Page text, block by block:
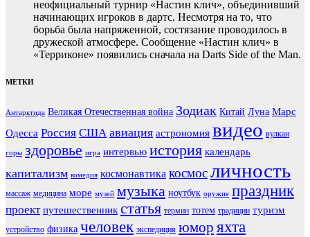
неофициальный турнир «Настин клич», объединивший
начинающих игроков в дартс. Несмотря на то, что
борьба была напряженной, состязание проводилось в
дружеской атмосфере. Сообщение «Настин клич» в
«Терриконе» появились сначала на Darts Side of the Man.
МЕТКИ
Антарктида Великая Отечественная война Зодиак Китай Луна Марс
Одесса Россия США авиация астрономия видео вулкан
горы здоровье игра интервью история календарь
капитализм комедия космонавтика космосличность
массаж медицина море музей музыка ноутбук оружие праздник
проект путешественник статья термин тотем традиции туризм
устройство физика человек экспедиция юмор яхта